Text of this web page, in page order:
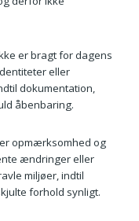
er bragt for dagens
eller
dokumentation,
åbenbaring.
opmærksomhed og
ændringer eller
miljøer, indtil
forhold synligt.